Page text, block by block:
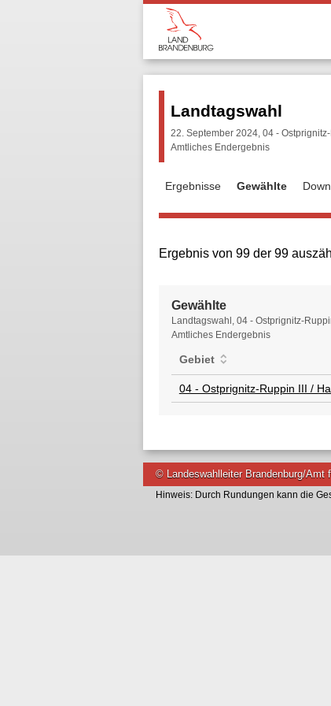
Landtagswahl
22. September 2024, 04 - Ostprignitz-
Amtliches Endergebnis
Ergebnisse Gewählte
Ergebnis von 99 der 99
Gewählte
Gewählte
Landtagswahl, 04 - Ostprignitz-
Amtliches Endergebnis
Gebiet
04 - Ostprignitz-Ruppin III /
© Landeswahlleiter Brandenburg/Amt
Hinweis: Durch Rundungen kann die